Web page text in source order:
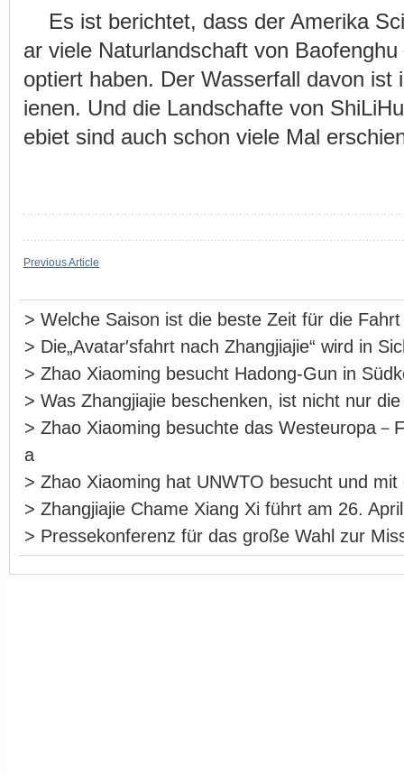
Es ist berichtet, dass der Amerika
ar viele Naturlandschaft von
optiert haben. Der Wasserfall davon ist
ienen. Und die Landschafte von
ebiet sind auch schon viele Mal
Previous Article
> Welche Saison ist die beste Zeit für die
> Die„Avatar′sfahrt nach Zhangjiajie“ wird in
> Zhao Xiaoming besucht Hadong-Gun in
> Was Zhangjiajie beschenken, ist nicht nur
> Zhao Xiaoming besuchte das Westeuropa－
a
> Zhao Xiaoming hat UNWTO besucht und mit
> Zhangjiajie Chame Xiang Xi führt am 26.
> Pressekonferenz für das große Wahl zur